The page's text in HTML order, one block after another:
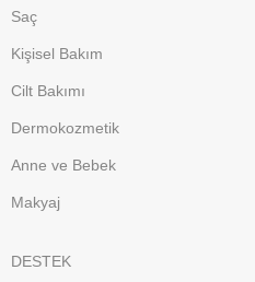
Saç
Kişisel Bakım
Cilt Bakımı
Dermokozmetik
Anne ve Bebek
Makyaj
DESTEK